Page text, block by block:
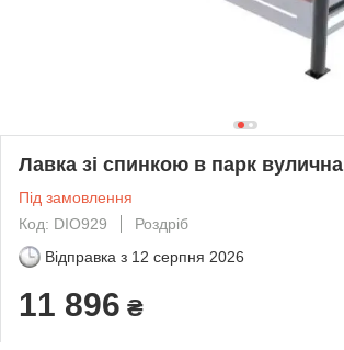
Лавка зі спинкою в парк вулична
Під замовлення
Код: DIO929
Роздріб
Відправка з 12 серпня 2026
11 896 ₴